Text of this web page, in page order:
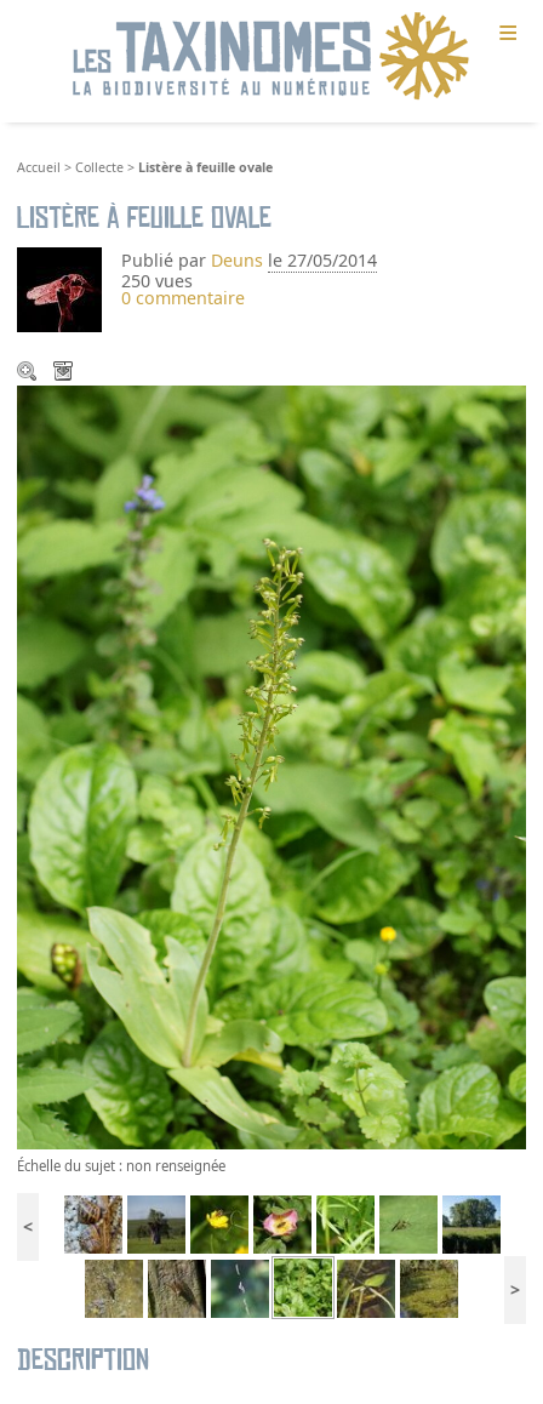
≡
Accueil >Collecte > Listère à feuille ovale
Listère à feuille ovale
Publié par Deuns le 27/05/2014
250 vues
0 commentaire
Échelle du sujet : non renseignée
<
>
Description